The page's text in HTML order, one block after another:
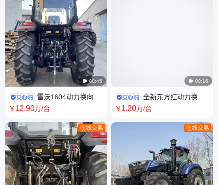
 00:45
雷沃1604动力换向拖
拉机 潍柴变频发动机 快速挂接
￥12.90万/台
在线交易
 00:16
全新东方红动力换向
四轮拖拉机 四驱高配多用途耕
￥1.20万/台
在线交易